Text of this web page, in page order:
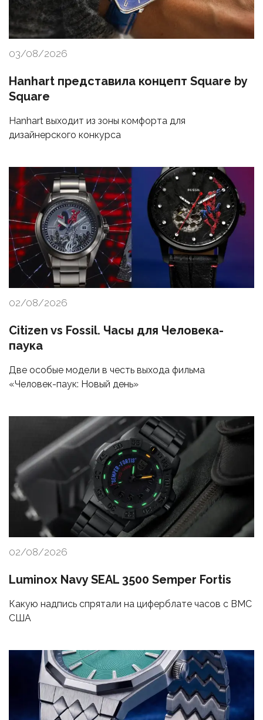
03/08/2026
Hanhart представила концепт Square by
Square
Hanhart выходит из зоны комфорта для
дизайнерского конкурса
02/08/2026
Citizen vs Fossil. Часы для Человека-
паука
Две особые модели в честь выхода фильма
«Человек-паук: Новый день»
02/08/2026
Luminox Navy SEAL 3500 Semper Fortis
Какую надпись спрятали на циферблате часов с ВМС
США